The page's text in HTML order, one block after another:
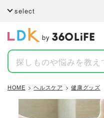
select
by
HOME ヘルスケア 健康グッズ